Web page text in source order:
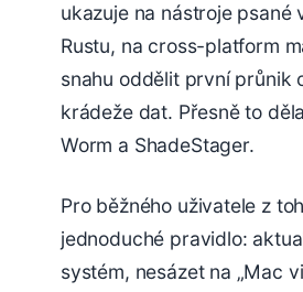
ukazuje na nástroje psané
Rustu, na cross-platform
snahu oddělit první průnik
krádeže dat. Přesně to
Worm a ShadeStager.
Pro běžného uživatele z
jednoduché pravidlo:
systém, nesázet na „Mac